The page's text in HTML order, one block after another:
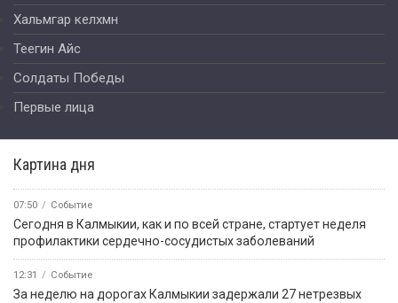
Хальмгар келхмн
Теегин Айс
Солдаты Победы
Первые лица
Картина дня
07:50 Событие
Сегодня в Калмыкии, как и по всей стране, стартует неделя
профилактики сердечно-сосудистых заболеваний
12:31 Событие
За неделю на дорогах Калмыкии задержали 27 нетрезвых